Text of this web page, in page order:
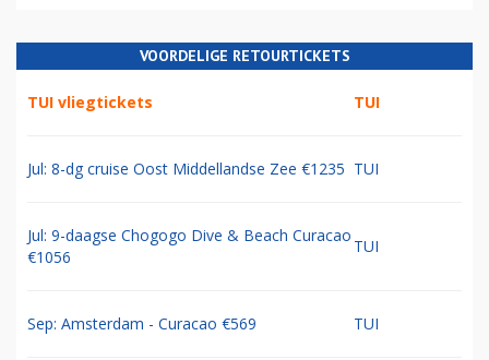
VOORDELIGE RETOURTICKETS
TUI vliegtickets TUI
Jul: 8-dg cruise Oost Middellandse Zee €1235 TUI
Jul: 9-daagse Chogogo Dive & Beach Curacao
€1056
TUI
Sep: Amsterdam - Curacao €569 TUI